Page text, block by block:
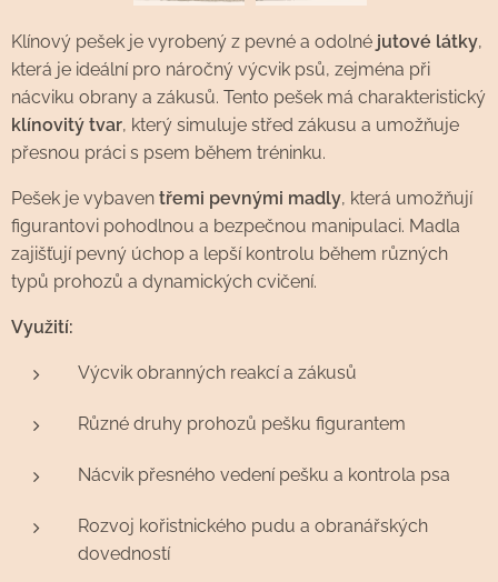
Klínový pešek je vyrobený z pevné a odolné jutové látky,
která je ideální pro náročný výcvik psů, zejména při
nácviku obrany a zákusů. Tento pešek má charakteristický
klínovitý tvar, který simuluje střed zákusu a umožňuje
přesnou práci s psem během tréninku.
Pešek je vybaven třemi pevnými madly, která umožňují
figurantovi pohodlnou a bezpečnou manipulaci. Madla
zajišťují pevný úchop a lepší kontrolu během různých
typů prohozů a dynamických cvičení.
Využití:
Výcvik obranných reakcí a zákusů
Různé druhy prohozů pešku figurantem
Nácvik přesného vedení pešku a kontrola psa
Rozvoj kořistnického pudu a obranářských
dovedností